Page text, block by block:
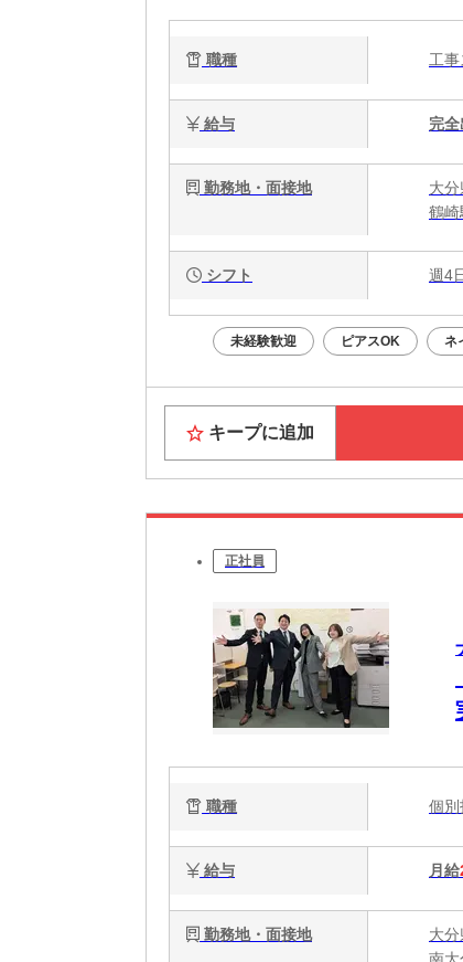
職種 工
給与 完全
勤務地・面接地
大
鶴崎
シフト 週4
未経験歓迎 ピアスOK ネ
キープに追加
正社員
職種 個
給与 月給
勤務地・面接地
大